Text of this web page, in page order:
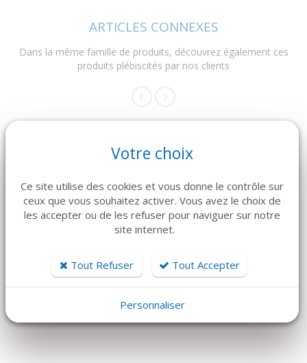
ARTICLES CONNEXES
Dans la même famille de produits, découvrez également ces
produits plébiscités par nos clients
DÉTAILS
Prix sur devis
DÉTAILS
MEDLINE
ÉLASTIQUES X 300
36 €
Votre choix
Ce site utilise des cookies et vous donne le contrôle sur
ceux que vous souhaitez activer. Vous avez le choix de
les accepter ou de les refuser pour naviguer sur notre
site internet.
Tout Refuser Tout Accepter
Personnaliser